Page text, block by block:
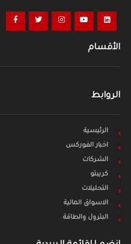
الأقسام
الروابط
الرئيسية
اخبار الفوركس
الشركات
كريبتو
التحليلات
الاسواق المالية
البترول والطاقة